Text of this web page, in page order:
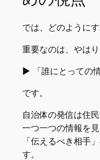
では、どのように
重要なのは、やはり
▶︎ 「誰にとっての
です。
自治体の発信は住
一つ一つの情報を
「伝えるべき相手
す。